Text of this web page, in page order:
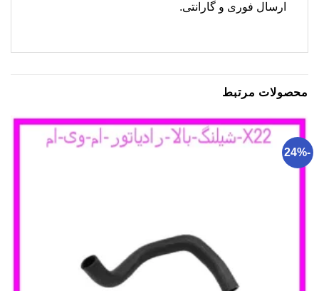
ارسال فوری و گارانتی.
محصولات مرتبط
-24%